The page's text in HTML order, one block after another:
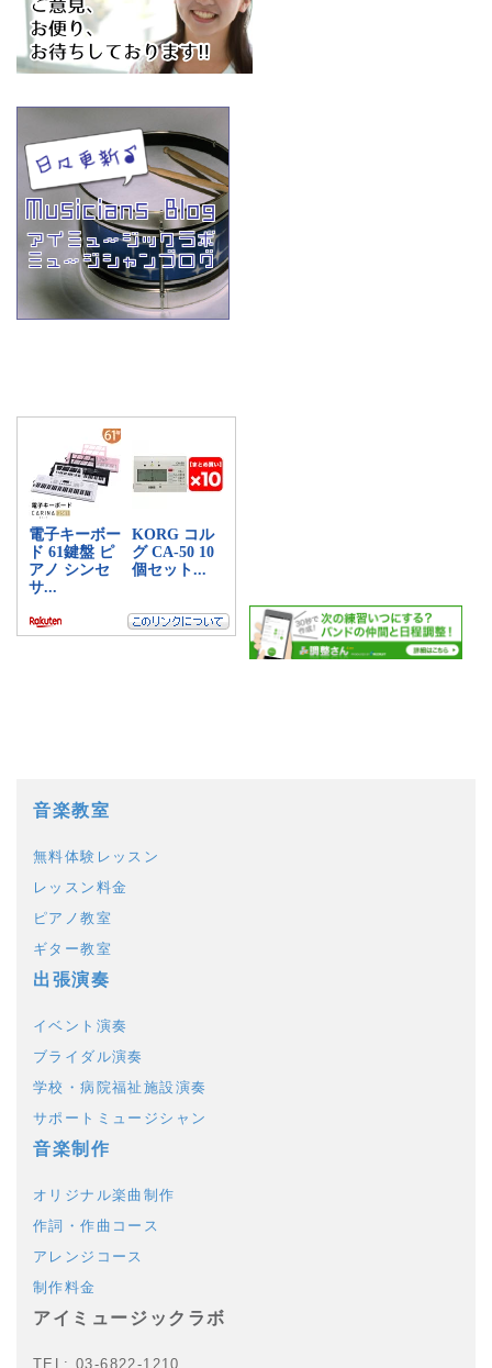
音楽教室
無料体験レッスン
レッスン料金
ピアノ教室
ギター教室
出張演奏
イベント演奏
ブライダル演奏
学校・病院福祉施設演奏
サポートミュージシャン
音楽制作
オリジナル楽曲制作
作詞・作曲コース
アレンジコース
制作料金
アイミュージックラボ
TEL: 03-6822-1210